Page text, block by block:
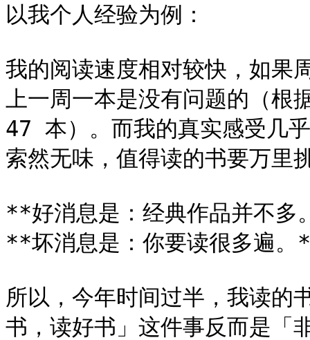
以我个人经验为例：
我的阅读速度相对较快，如果
上一周一本是没有问题的（
47 本）。而我的真实感受几
索然无味，值得读的书要万里
**好消息是：经典作品并不
**坏消息是：你要读很多遍
所以，今年时间过半，我读的
书，读好书」这件事反而是「